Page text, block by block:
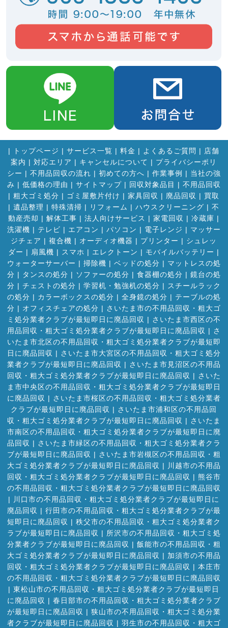
| トップページ | サービス一覧 | 料金 | よくあるご質問 | 店舗
案内 | 対応エリア | キャンセルについて | プライバシーポリ
シー | 不用品回収の流れ | 初めての方へ | 作業事例 | 当社の強
み | 低価格の理由 | サイトマップ| 回収対象品目 | 不用品回収
| 粗大ゴミ処分 | ゴミ屋敷片付け | 家具回収 | 廃品回収 | 買取
| 遺品整理 | 特殊清掃 | リフォーム | ハウスクリーニング | 不
動産売却 | 解体工事 | 法人向けサービス | 家電回収 | 冷蔵庫 |
洗濯機 | テレビ | エアコン | パソコン | 電子レンジ | マッサー
ジチェア | 複合機 | オーディオ機器 | プリンター | シュレッ
ダー | 扇風機 | スマホ | エレクトーン | モバイルバッテリー |
ウォーターサーバー | 掃除機 | ベッドの処分 | マットレスの処
分 | タンスの処分 | ソファーの処分 | 食器棚の処分 | 鏡台の処
分 | チェストの処分 | 学習机・勉強机の処分 | スチールラック
の処分 | カラーボックスの処分 | 全身鏡の処分 | テーブルの処
分 | オフィスチェアの処分 | さいたま市の不用品回収・粗大ゴ
ミ処分業者クラブが最短即日に廃品回収 | さいたま市西区の不
用品回収・粗大ゴミ処分業者クラブが最短即日に廃品回収 | さ
いたま市北区の不用品回収・粗大ゴミ処分業者クラブが最短即
日に廃品回収 | さいたま市大宮区の不用品回収・粗大ゴミ処分
業者クラブが最短即日に廃品回収 | さいたま市見沼区の不用品
回収・粗大ゴミ処分業者クラブが最短即日に廃品回収 | さいた
ま市中央区の不用品回収・粗大ゴミ処分業者クラブが最短即日
に廃品回収 | さいたま市桜区の不用品回収・粗大ゴミ処分業者
クラブが最短即日に廃品回収 | さいたま市浦和区の不用品回
収・粗大ゴミ処分業者クラブが最短即日に廃品回収 | さいたま
市南区の不用品回収・粗大ゴミ処分業者クラブが最短即日に廃
品回収 | さいたま市緑区の不用品回収・粗大ゴミ処分業者クラ
ブが最短即日に廃品回収 | さいたま市岩槻区の不用品回収・粗
大ゴミ処分業者クラブが最短即日に廃品回収 |
川越市の不用品
回収・粗大ゴミ処分業者クラブが最短即日に廃品回収 | 熊谷市
の不用品回収・粗大ゴミ処分業者クラブが最短即日に廃品回収
|
川口市の不用品回収・粗大ゴミ処分業者クラブが最短即日に
廃品回収 | 行田市の不用品回収・粗大ゴミ処分業者クラブが最
短即日に廃品回収 | 秩父市の不用品回収・粗大ゴミ処分業者ク
ラブが最短即日に廃品回収 | 所沢市の不用品回収・粗大ゴミ処
分業者クラブが最短即日に廃品回収 | 飯能市の不用品回収・粗
大ゴミ処分業者クラブが最短即日に廃品回収 | 加須市の不用品
回収・粗大ゴミ処分業者クラブが最短即日に廃品回収 | 本庄市
の不用品回収・粗大ゴミ処分業者クラブが最短即日に廃品回収
| 東松山市の不用品回収・粗大ゴミ処分業者クラブが最短即日
に廃品回収 | 春日部市の不用品回収・粗大ゴミ処分業者クラブ
が最短即日に廃品回収 | 狭山市の不用品回収・粗大ゴミ処分業
者クラブが最短即日に廃品回収 | 羽生市の不用品回収・粗大ゴ